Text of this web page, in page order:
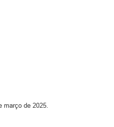
março de 2025.